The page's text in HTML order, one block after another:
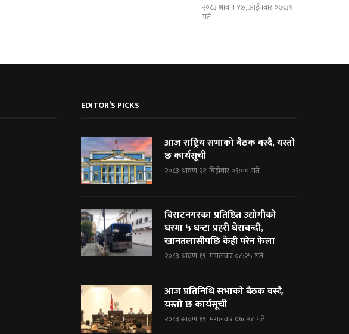
२०८३ श्रावण १७, आईतवार ०७:३१
गते
EDITOR’S PICKS
आज राष्ट्रिय सभाको बैठक बस्दै, यस्तो
छ कार्यसूची
२०८३ श्रावण २१, बिहीबार ०९:०० गते
विराटनगरका प्रतिष्ठित उद्योगीको
घरमा ५ घन्टा प्रहरी घेराबन्दी,
खानतलासीपछि केही परेन फेला
२०८३ श्रावण १९, मंगलवार ०८:२५ गते
आज प्रतिनिधि सभाको बैठक बस्दै,
यस्तो छ कार्यसूची
२०८३ श्रावण १९, मंगलवार ०७:५८ गते